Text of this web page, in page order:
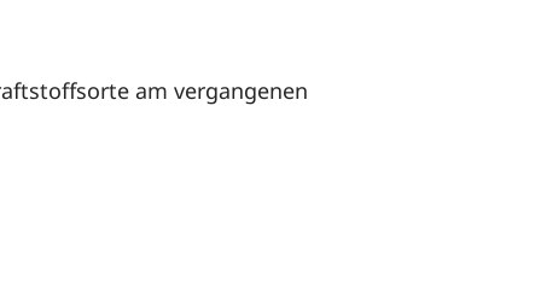
am vergangenen